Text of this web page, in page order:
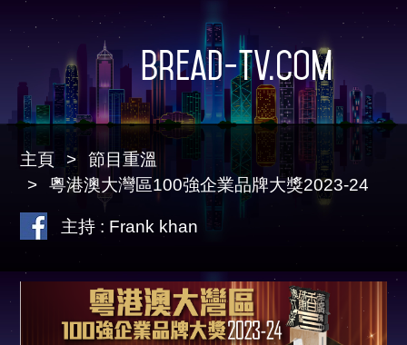
Bread-TV.com
主頁
節目重溫
粵港澳大灣區100強企業品牌大獎2023-24
主持 : Frank khan